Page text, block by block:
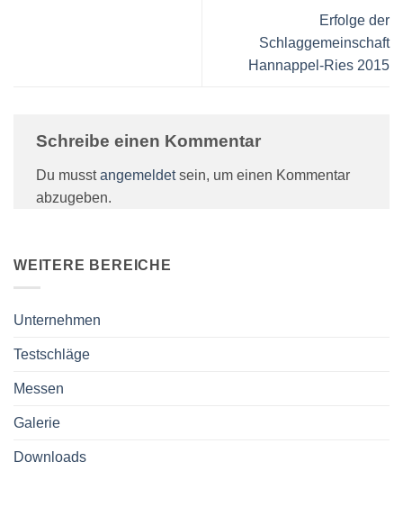
Erfolge der
Schlaggemeinschaft
Hannappel-Ries 2015
Schreibe einen Kommentar
Du musstangemeldetsein, um einen Kommentar
abzugeben.
WEITERE BEREICHE
Unternehmen
Testschläge
Messen
Galerie
Downloads